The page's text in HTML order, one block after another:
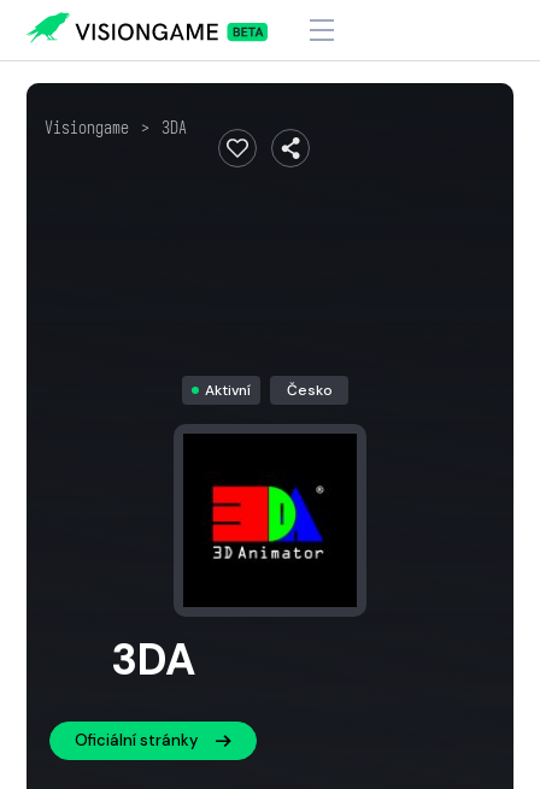
Visiongame > 3DA
Aktivní Česko
3DA
Oficiální stránky